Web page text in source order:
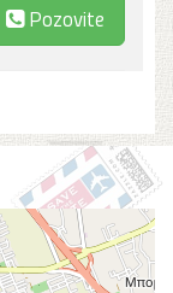
Pozovite